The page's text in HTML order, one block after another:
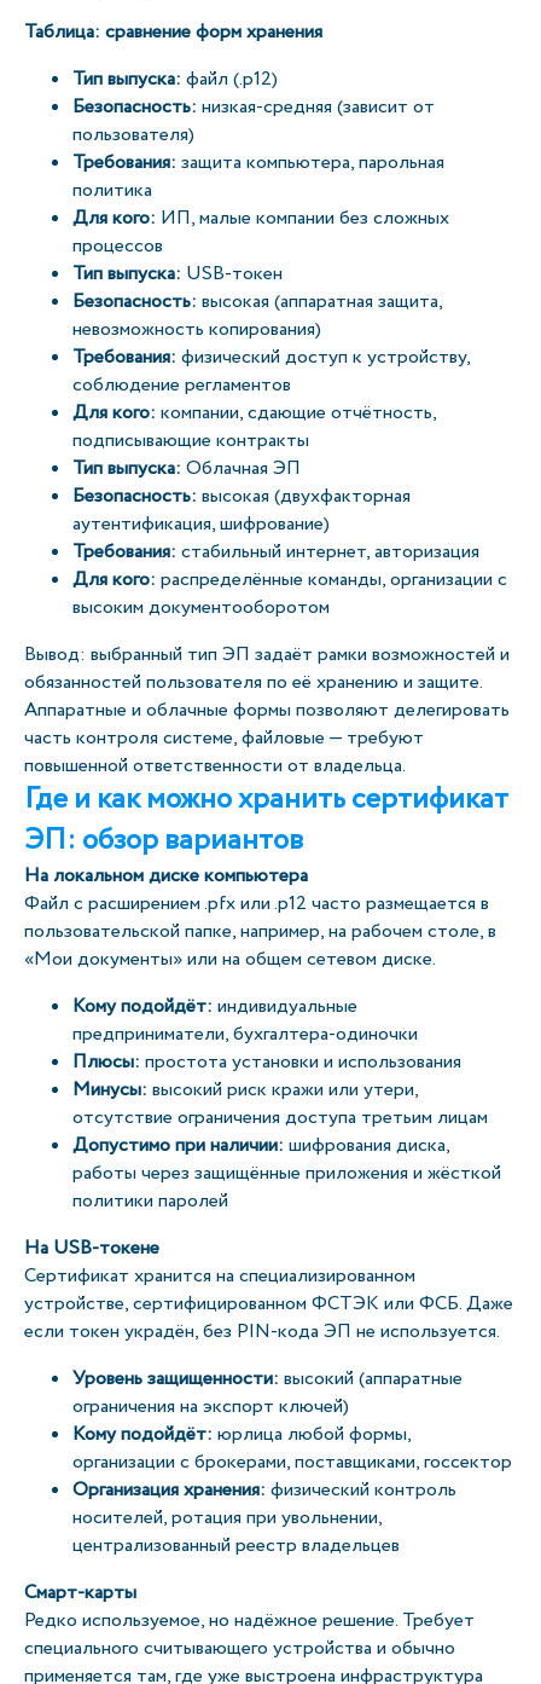
Таблица: сравнение форм хранения
Тип выпуска: файл (.p12)
Безопасность: низкая-средняя (зависит от
пользователя)
Требования: защита компьютера, парольная
политика
Для кого: ИП, малые компании без сложных
процессов
Тип выпуска: USB-токен
Безопасность: высокая (аппаратная защита,
невозможность копирования)
Требования: физический доступ к устройству,
соблюдение регламентов
Для кого: компании, сдающие отчётность,
подписывающие контракты
Тип выпуска: Облачная ЭП
Безопасность: высокая (двухфакторная
аутентификация, шифрование)
Требования: стабильный интернет, авторизация
Для кого: распределённые команды, организации с
высоким документооборотом
Вывод: выбранный тип ЭП задаёт рамки возможностей и
обязанностей пользователя по её хранению и защите.
Аппаратные и облачные формы позволяют делегировать
часть контроля системе, файловые — требуют
повышенной ответственности от владельца.
Где и как можно хранить сертификат
ЭП: обзор вариантов
На локальном диске компьютера
Файл с расширением .pfx или .p12 часто размещается в
пользовательской папке, например, на рабочем столе, в
«Мои документы» или на общем сетевом диске.
Кому подойдёт: индивидуальные
предприниматели, бухгалтера-одиночки
Плюсы: простота установки и использования
Минусы: высокий риск кражи или утери,
отсутствие ограничения доступа третьим лицам
Допустимо при наличии: шифрования диска,
работы через защищённые приложения и жёсткой
политики паролей
На USB-токене
Сертификат хранится на специализированном
устройстве, сертифицированном ФСТЭК или ФСБ. Даже
если токен украдён, без PIN-кода ЭП не используется.
Уровень защищенности: высокий (аппаратные
ограничения на экспорт ключей)
Кому подойдёт: юрлица любой формы,
организации с брокерами, поставщиками, госсектор
Организация хранения: физический контроль
носителей, ротация при увольнении,
централизованный реестр владельцев
Смарт-карты
Редко используемое, но надёжное решение. Требует
специального считывающего устройства и обычно
применяется там, где уже выстроена инфраструктура